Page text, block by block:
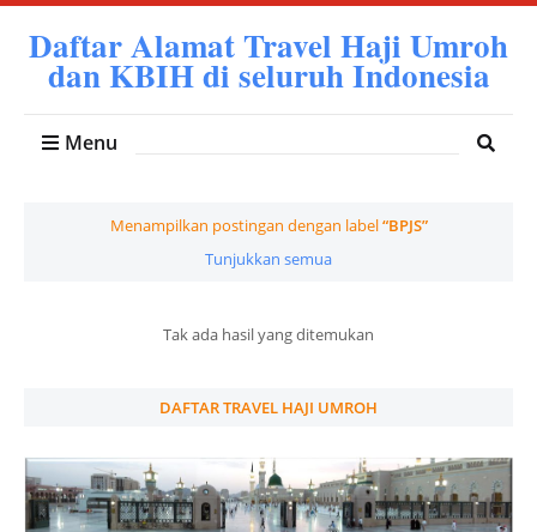
Daftar Alamat Travel Haji Umroh
dan KBIH di seluruh Indonesia
Menu
Menampilkan postingan dengan label BPJS
Tunjukkan semua
Tak ada hasil yang ditemukan
DAFTAR TRAVEL HAJI UMROH